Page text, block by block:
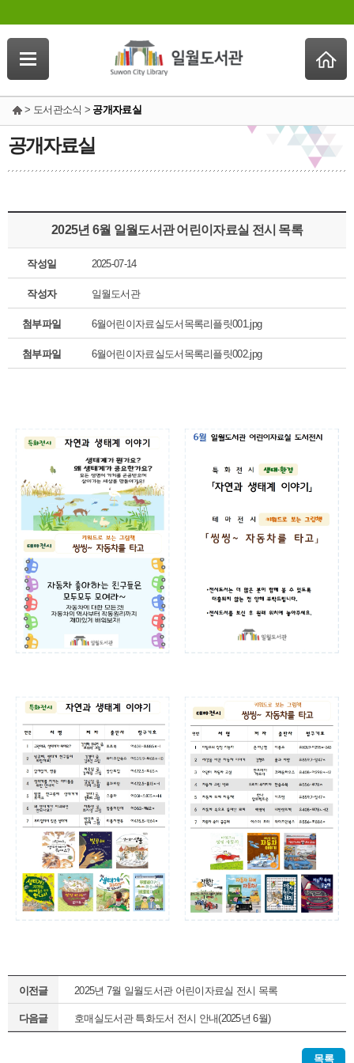
> 도서관소식 > 공개자료실
공개자료실
2025년 6월 일월도서관 어린이자료실 전시 목록
작성일 2025-07-14
작성자 일월도서관
첨부파일 6월어린이자료실도서목록리플릿001.jpg
첨부파일 6월어린이자료실도서목록리플릿002.jpg
이전글 2025년 7월 일월도서관 어린이자료실 전시 목록
다음글 호매실도서관 특화도서 전시 안내(2025년 6월)
목록